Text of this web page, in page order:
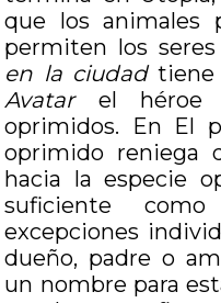
que los animales
permiten los seres
en la ciudadtiene
Avatarel héroe
oprimidos. En El
oprimido reniega
hacia la especie
suficiente
excepciones
dueño, padre o
un nombre para